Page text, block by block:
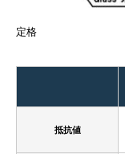
定格
抵抗値